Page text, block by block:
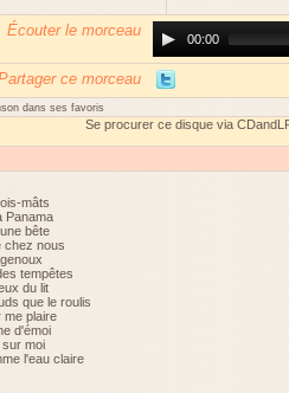
Écouter le morceau
Player00:00
ce morceau
dans ses favoris
Se procurer ce disque via
mâts
Panama
bête
chez nous
tempêtes
du lit
que le roulis
me plaire
d'émoi
sur moi
l'eau claire